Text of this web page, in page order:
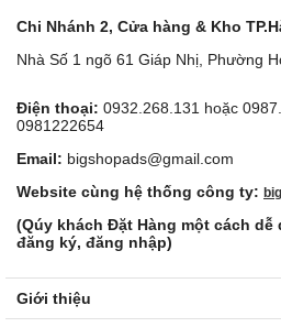
Chi Nhánh 2, Cửa hàng & Kho
Nhà Số 1 ngõ 61 Giáp Nhị, Phường
Điện thoại: 0932.268.131 hoặc
0981222654
Email: bigshopads@gmail.com
Website cùng hệ thống công ty:
(Qúy khách Đặt Hàng một cách dễ
đăng ký, đăng nhập)
Giới thiệu